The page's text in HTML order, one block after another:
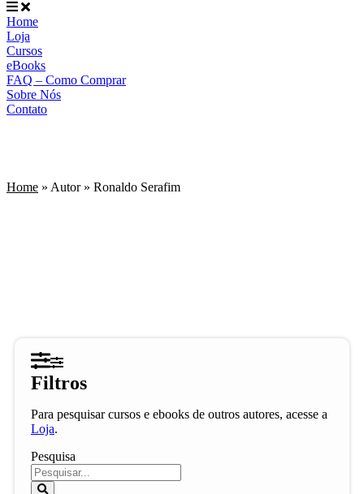
Home
Loja
Cursos
eBooks
FAQ – Como Comprar
Sobre Nós
Contato
Home » Autor» Ronaldo Serafim
Filtros
Para pesquisar cursos e ebooks de outros autores, acesse a
Loja.
Pesquisa